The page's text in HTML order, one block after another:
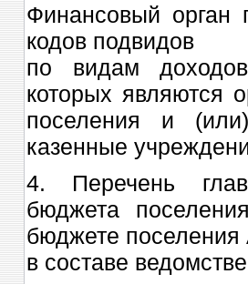
Финансовый орган
кодов подвидов
по видам
которых являются
поселения и
казенные
4. Перечень
бюджета
бюджете поселения
в составе